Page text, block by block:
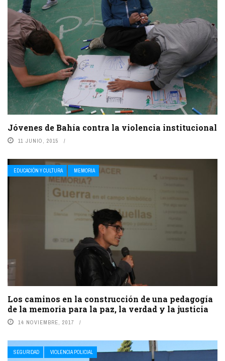
Jóvenes de Bahía contra la violencia institucional
11 JUNIO, 2015
EDUCACIÓN Y CULTURA MEMORIA
Los caminos en la construcción de una pedagogía
de la memoria para la paz, la verdad y la justicia
14 NOVIEMBRE, 2017
SEGURIDAD VIOLENCIA POLICIAL